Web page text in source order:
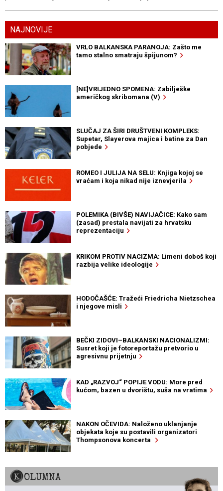
NAJNOVIJE
VRLO BALKANSKA PARANOJA: Zašto me
tamo stalno smatraju špijunom?
[NE]VRIJEDNO SPOMENA: Zabilješke
američkog skribomana (V)
SLUČAJ ZA ŠIRI DRUŠTVENI KOMPLEKS:
Supetar, Slayerova majica i batine za Dan
pobjede
ROMEO I JULIJA NA SELU: Knjiga kojoj se
vraćam i koja nikad nije iznevjerila
POLEMIKA (BIVŠE) NAVIJAČICE: Kako sam
(zasad) prestala navijati za hrvatsku
reprezentaciju
KRIKOM PROTIV NACIZMA: Limeni doboš koji
razbija velike ideologije
HODOČAŠĆE: Tražeći Friedricha Nietzschea
i njegove misli
BEČKI ZIDOVI–BALKANSKI NACIONALIZMI:
Susret koji je fotoreportažu pretvorio u
agresivnu prijetnju
KAD „RAZVOJ“ POPIJE VODU: More pred
kućom, bazen u dvorištu, suša na vratima
NAKON OČEVIDA: Naloženo uklanjanje
objekata koje su postavili organizatori
Thompsonova koncerta
KOLUMNA